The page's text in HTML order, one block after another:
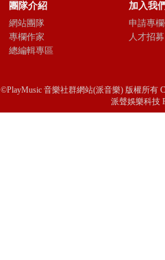
團隊介紹
網站團隊
專欄作家
總編輯專區
加入我
申請專
人才招募
©PlayMusic 音樂社群網站(派音樂) 版權所有
派聲娛樂科技